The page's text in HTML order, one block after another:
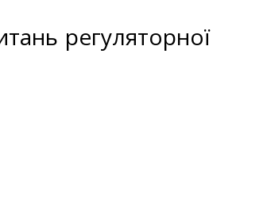
регуляторної